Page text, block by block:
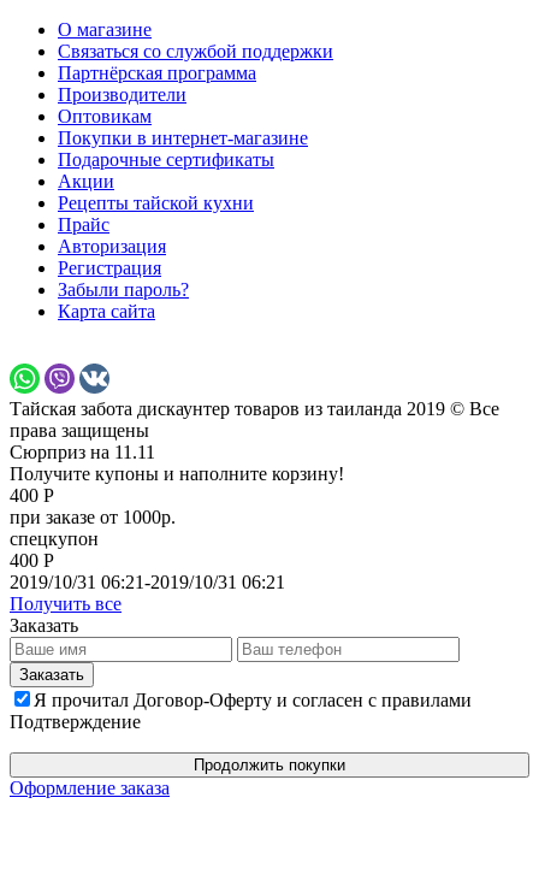
О магазине
Связаться со службой поддержки
Партнёрская программа
Производители
Оптовикам
Покупки в интернет-магазине
Подарочные сертификаты
Акции
Рецепты тайской кухни
Прайс
Авторизация
Регистрация
Забыли пароль?
Карта сайта
Тайская забота дискаунтер товаров из таиланда 2019 © Все
права защищены
Сюрприз на 11.11
Получите купоны и наполните корзину!
400 Р
при заказе от 1000р.
спецкупон
400 Р
2019/10/31 06:21-2019/10/31 06:21
Получить все
Заказать
Я прочитал Договор-Оферту и согласен с правилами
Подтверждение
Продолжить покупки
Оформление заказа